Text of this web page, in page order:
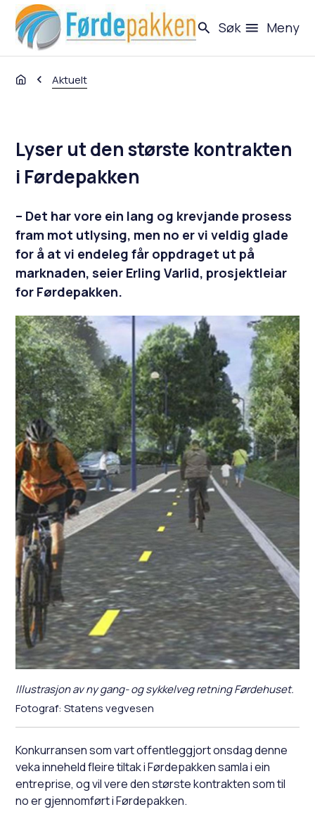
Førdepakken - eit utbyggingsprosjekt
Søk Meny
Du er her:Aktuelt
Lyser ut den største kontrakten
i Førdepakken
– Det har vore ein lang og krevjande prosess
fram mot utlysing, men no er vi veldig glade
for å at vi endeleg får oppdraget ut på
marknaden, seier Erling Varlid, prosjektleiar
for Førdepakken.
Illustrasjon av ny gang- og sykkelveg retning Førdehuset.
Statens vegvesen
Konkurransen som vart offentleggjort onsdag denne
veka inneheld fleire tiltak i Førdepakken samla i ein
entreprise, og vil vere den største kontrakten som til
no er gjennomført i Førdepakken.